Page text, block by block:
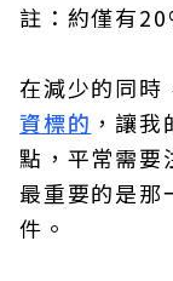
註：約僅有
在減少的同時
資標的 ，讓
點，平常需要
最重要的是那
件。